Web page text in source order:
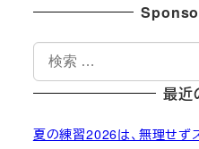
検
索
最近
夏の練習2026は、無理せず